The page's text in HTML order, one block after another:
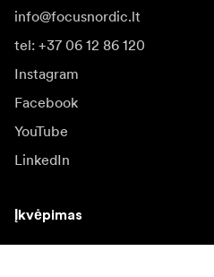
info@focusnordic.lt
tel: +37 06 12 86 120
Instagram
Facebook
YouTube
LinkedIn
Įkvėpimas